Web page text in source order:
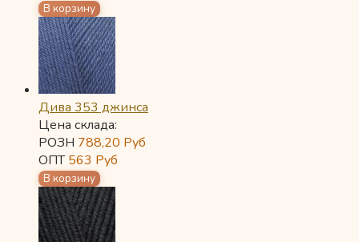
Дива 353 джинса
Цена склада:
РОЗН 788,20 Руб
ОПТ563 Руб